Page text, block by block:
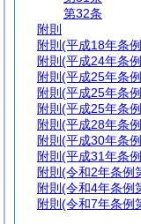
第32条
附則
附則 (平成18年条
附則 (平成24年条
附則 (平成25年条
附則 (平成25年条
附則 (平成25年条
附則 (平成28年条
附則 (平成30年条
附則 (平成31年条
附則 (令和2年条例
附則 (令和4年条例
附則 (令和7年条例